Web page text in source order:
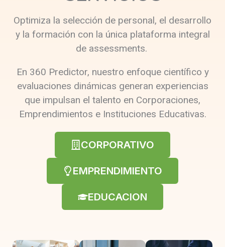
Optimiza la selección de personal, el desarrollo
y la formación con la única plataforma integral
de assessments.
En 360 Predictor, nuestro enfoque científico y
evaluaciones dinámicas generan experiencias
que impulsan el talento en Corporaciones,
Emprendimientos e Instituciones Educativas.
CORPORATIVO
EMPRENDIMIENTO
EDUCACION